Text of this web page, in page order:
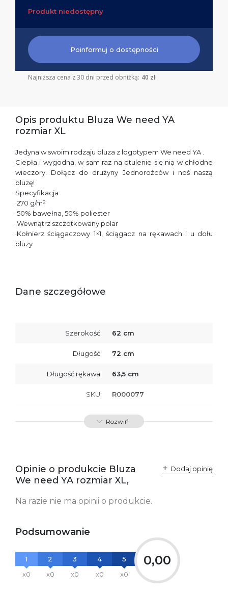
Produkt niedostępny
Poinformuj o dostępności
Najniższa cena z 30 dni przed obniżką: 40 zł
Opis produktu Bluza We need YA
rozmiar XL
Jedyna w swoim rodzaju bluza z logotypem We need YA .
Ciepła i wygodna, w sam raz na otulenie się nią w chłodne
wieczory. Dołącz do drużyny Jednorożców i noś naszą
bluzę!
Specyfikacja
·270 g/m²
·50% bawełna, 50% poliester
·Wewnątrz szczotkowany polar
·Kołnierz ściągaczowy 1×1, ściągacz na rękawach i u dołu
bluzy
Dane szczegółowe
Szerokość: 62 cm
Długość: 72 cm
Długość rękawa: 63,5 cm
SKU: R000077
Producent / Osoby
odpowiedzialne za
Wydawnictwo Poznańskie
Sp. z o.o.
+48 61 623 38 38
Ostrzeżenia oraz
bezpieczeństwa:
Załącznik PDF
Rozwiń
Opinie o produkcie Bluza
We need YA rozmiar XL,
Dodaj opinię
Na razie nie ma opinii o produkcie.
Podsumowanie
1
x0
2
x0
3
x0
4
x0
5
x0
0,00